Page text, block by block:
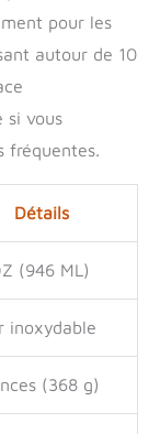
Convient
animaux de
de petite
taille
pour les
autour de 10
si vous
fréquentes.
Détails
(946 ML)
inoxydable
(368 g)